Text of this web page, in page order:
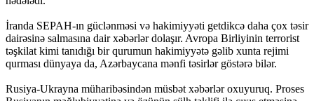
İranda SEPAH-ın güclənməsi və hakimiyyəti getdikcə daha çox təsir
dairəsinə salmasına dair xəbərlər dolaşır. Avropa Birliyinin terrorist
təşkilat kimi tanıdığı bir qurumun hakimiyyətə gəlib xunta rejimi
qurması dünyaya da, Azərbaycana mənfi təsirlər göstərə bilər.
Rusiya-Ukrayna müharibəsindən müsbət xəbərlər oxuyuruq. Proses